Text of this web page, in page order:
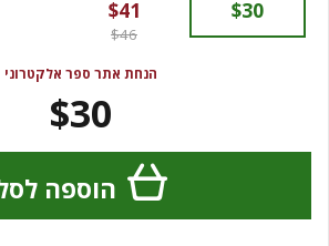
$30
$41
$46
הנחת אתר ספר אלקטרוני
$30
הוספה